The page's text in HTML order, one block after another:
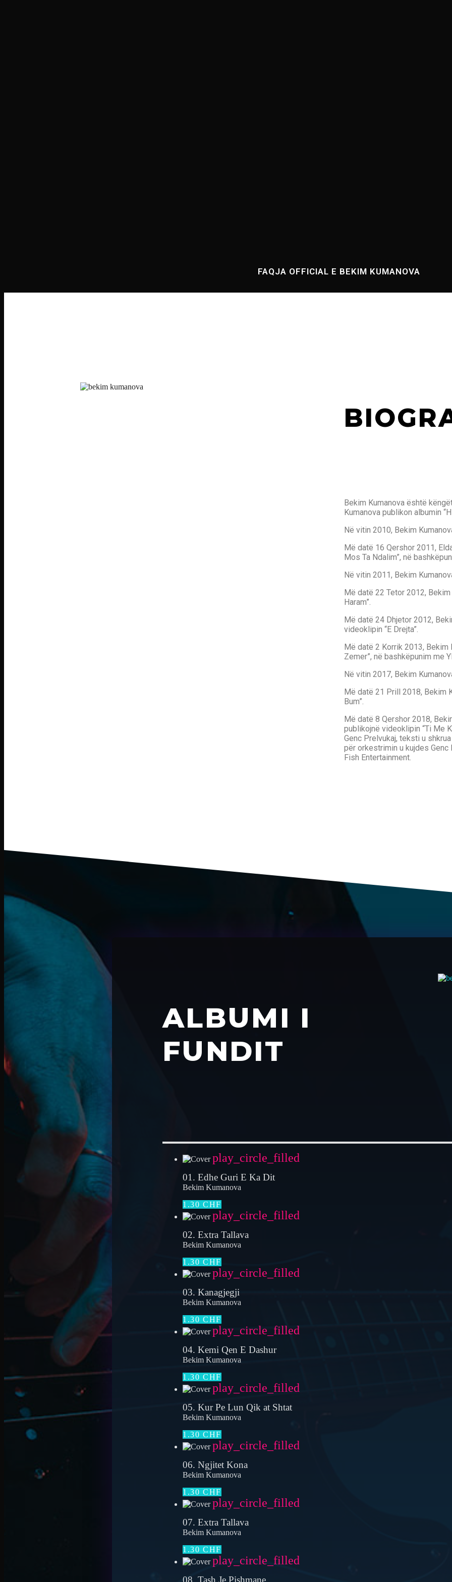
FAQJA OFFICIAL E BEKIM KUMANOVA
Bekim Kumanova është
Kumanova publikon albumin
Në vitin 2010, Bekim
Më datë 16 Qershor 2011,
Mos Ta Ndalim”, në
Në vitin 2011, Bekim
Më datë 22 Tetor 2012,
Haram”.
Më datë 24 Dhjetor 2012,
videoklipin “E Drejta”.
Më datë 2 Korrik 2013, Bekim
Zemer”, në bashkëpunim me
Në vitin 2017, Bekim
Më datë 21 Prill 2018, Bekim
Bum”.
Më datë 8 Qershor 2018,
publikojnë videoklipin “Ti Me
Genc Prelvukaj, teksti u
për orkestrimin u kujdes Genc
Fish Entertainment.
ALBUMI I
FUNDIT
play_circle_filled
01. Edhe Guri E Ka Dit
Bekim Kumanova
1.30 CHF
play_circle_filled
02. Extra Tallava
Bekim Kumanova
1.30 CHF
play_circle_filled
03. Kanagjegji
Bekim Kumanova
1.30 CHF
play_circle_filled
04. Kemi Qen E Dashur
Bekim Kumanova
1.30 CHF
play_circle_filled
05. Kur Pe Lun Qik at Shtat
Bekim Kumanova
1.30 CHF
play_circle_filled
06. Ngjitet Kona
Bekim Kumanova
1.30 CHF
play_circle_filled
07. Extra Tallava
Bekim Kumanova
1.30 CHF
play_circle_filled
08. Tash Je Pishmane